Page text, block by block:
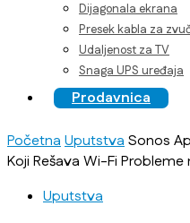
Dijagonala ekrana
Presek kabla za
Udaljenost za TV
Snaga UPS uređaja
Prodavnica
PočetnaUputstvaSonos
Koji Rešava Wi-Fi Probleme
Uputstva